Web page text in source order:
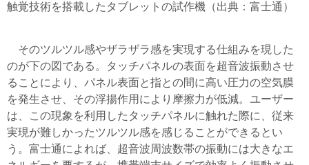
触覚技術を搭載したタブレットの試作機（出典：富士通）
そのツルツル感やザラザラ感を実現する仕組みを現した
のが下の図である。タッチパネルの表面を超音波振動させ
ることにより、パネル表面と指との間に高い圧力の空気膜
を発生させ、その浮揚作用により摩擦力が低減。ユーザー
は、この現象を利用したタッチパネルに触れた際に、従来
実現が難しかったツルツル感を感じることができるとい
う。富士通によれば、超音波周波数帯の振動には大きなエ